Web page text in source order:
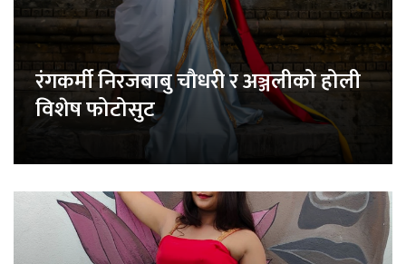
रंगकर्मी निरजबाबु चौधरी र अञ्जलीको होली
विशेष फोटोसुट